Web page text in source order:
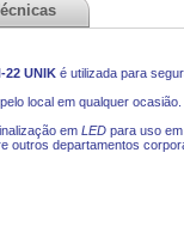
22 UNIK é utilizada para
local em qualquer ocasião.
em LED para uso
outros departamentos